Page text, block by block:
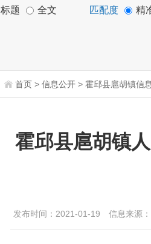
标题 全文 匹配度 精
首页 > 信息公开 > 霍邱县扈胡镇信
霍邱县扈胡镇
发布时间：2021-01-19 信息来源